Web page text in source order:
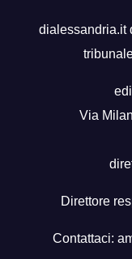
dialessandria.it
Via
Direttore
Contattaci: